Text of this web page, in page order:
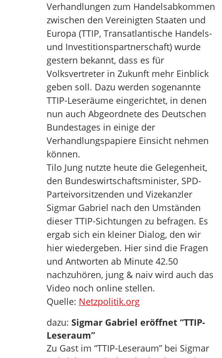
Verhandlungen zum Handelsabkommen
zwischen den Vereinigten Staaten und
Europa (TTIP, Transatlantische Handels-
und Investitionspartnerschaft) wurde
gestern bekannt, dass es für
Volksvertreter in Zukunft mehr Einblick
geben soll. Dazu werden sogenannte
TTIP-Leseräume eingerichtet, in denen
nun auch Abgeordnete des Deutschen
Bundestages in einige der
Verhandlungspapiere Einsicht nehmen
können.
Tilo Jung nutzte heute die Gelegenheit,
den Bundeswirtschaftsminister, SPD-
Parteivorsitzenden und Vizekanzler
Sigmar Gabriel nach den Umständen
dieser TTIP-Sichtungen zu befragen. Es
ergab sich ein kleiner Dialog, den wir
hier wiedergeben. Hier sind die Fragen
und Antworten ab Minute 42.50
nachzuhören, jung & naiv wird auch das
Video noch online stellen.
Quelle: Netzpolitik.org
dazu: Sigmar Gabriel eröffnet “TTIP-
Leseraum”
Zu Gast im “TTIP-Leseraum” bei Sigmar